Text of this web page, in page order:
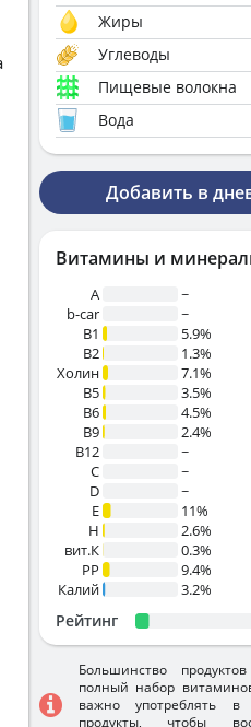
Жиры
Углеводы
Пищевые волокна
Вода
Добавить в
Витамины и
A
~
b-car
~
В1
5.9%
B2
1.3%
Холин
7.1%
B5
3.5%
B6
4.5%
B9
2.4%
B12
~
C
~
D
~
E
11%
H
2.6%
вит.К
0.3%
PP
9.4%
Калий
3.2%
Рейтинг
Большинство
полный набор
важно употреблять в
продукты, чтобы